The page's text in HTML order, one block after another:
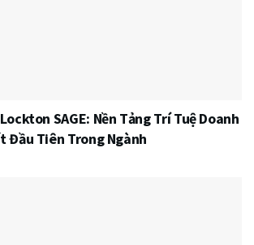
SAGE: Nền Tảng Trí Tuệ Doanh
Đầu Tiên Trong Ngành